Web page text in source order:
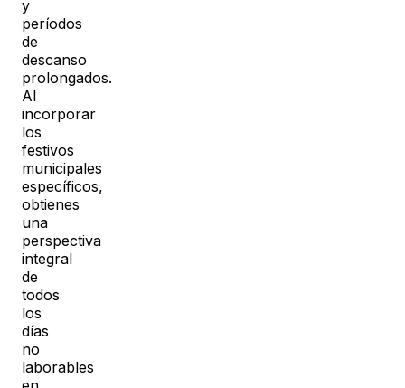
y
períodos
de
descanso
prolongados.
Al
incorporar
los
festivos
municipales
específicos,
obtienes
una
perspectiva
integral
de
todos
los
días
no
laborables